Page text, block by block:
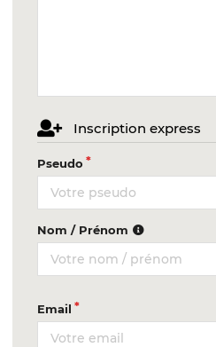
Inscription express
Pseudo
Nom / Prénom
Email